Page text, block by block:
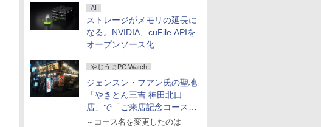
AI
ストレージがメモリの延長に
なる。NVIDIA、cuFile APIを
オープンソース化
やじうまPC Watch
ジェンスン・フアン氏の聖地
「やきとん三吉 神田北口
店」で「ご来店記念コース」
を娘と堪能
～コース名を変更したのは